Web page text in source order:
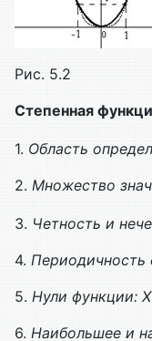
Рис. 5.2
Степенная
1. Область
2. Множество
3. Четность и
4. Периодичность
5. Нули функции: X
6. Наибольшее и